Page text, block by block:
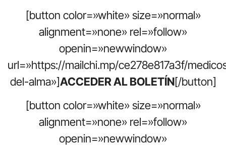
[button color=»white» size=»normal»
alignment=»none» rel=»follow»
openin=»newwindow»
url=»https://mailchi.mp/ce278e817a3f/
del-alma»]ACCEDER AL BOLETÍN[/button]
[button color=»white» size=»normal»
alignment=»none» rel=»follow»
openin=»newwindow»